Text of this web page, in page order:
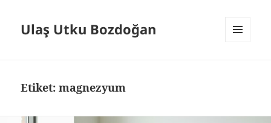
Ulaş Utku Bozdoğan
Etiket:magnezyum